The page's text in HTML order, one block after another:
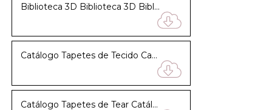
Biblioteca 3D Biblioteca 3D Biblioteca 3D Biblioteca 3D Biblioteca 3D
Catálogo Tapetes de Tecido Catálogo Tapetes de Tecido Catálogo Tapetes de Tecido Catálogo Tapetes de Tecido Catálogo Tapetes de Tecido
Catálogo Tapetes de Tear Catálogo Tapetes de Tear Catálogo Tapetes de Tear Catálogo Tapetes de Tear Catálogo Tapetes de Tear